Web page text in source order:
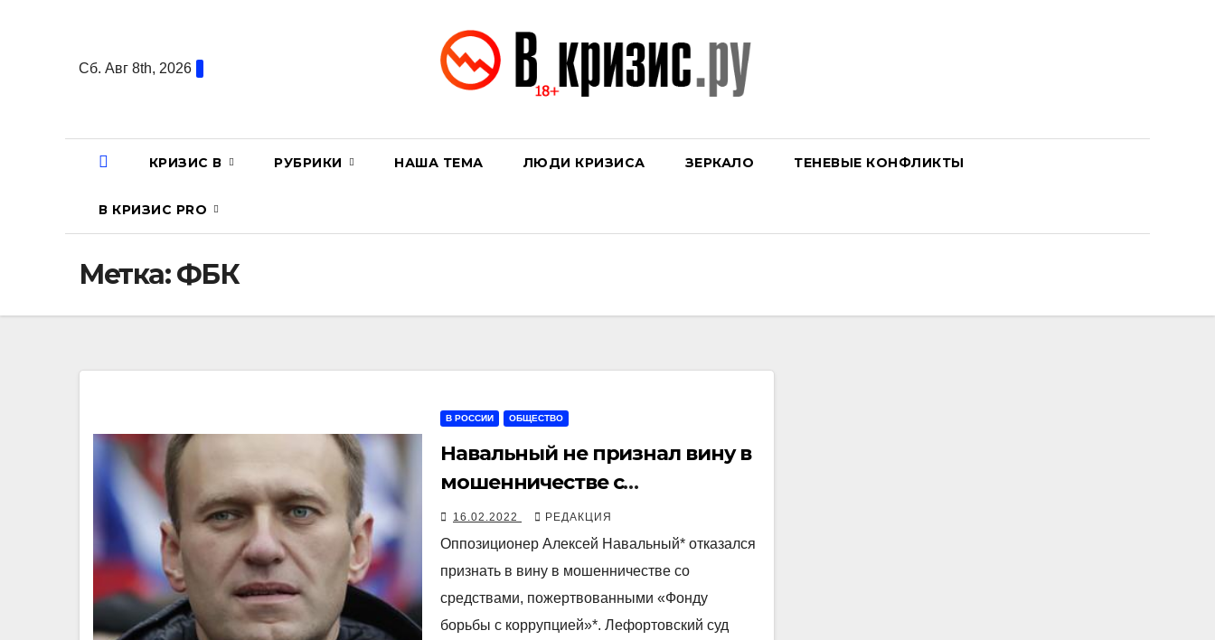
содержаниюСб. Авг 8th, 2026
КРИЗИС В РУБРИКИ НАША ТЕМА ЛЮДИ КРИЗИСА ЗЕРКАЛО ТЕНЕВЫЕ КОНФЛИКТЫ
В КРИЗИС PRO
Метка:ФБК
В РОССИИ ОБЩЕСТВО
Навальный не признал вину в
мошенничестве с
пожертвованиями и
оскорблении суда
16.02.2022 РЕДАКЦИЯ
Оппозиционер Алексей Навальный* отказался
признать в вину в мошенничестве со
средствами, пожертвованными «Фонду
борьбы с коррупцией»*. Лефортовский суд